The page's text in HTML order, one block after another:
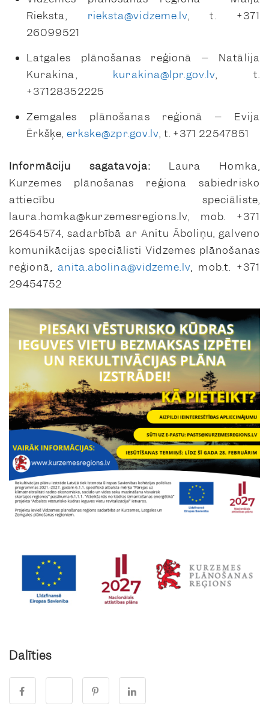
Rieksta, rieksta@vidzeme.lv, t. +371
26099521
Latgales plānošanas reģionā – Natālija
Kurakina, kurakina@lpr.gov.lv, t.
+37128352225
Zemgales plānošanas reģionā – Evija
Ērkšķe, erkske@zpr.gov.lv, t. +371 22547851
Informāciju sagatavoja: Laura Homka,
Kurzemes plānošanas reģiona sabiedrisko
attiecību speciāliste,
laura.homka@kurzemesregions.lv, mob. +371
26454574, sadarbībā ar Anitu Āboliņu, galveno
komunikācijas speciālisti Vidzemes plānošanas
reģionā, anita.abolina@vidzeme.lv, mob.t. +371
29454752
Dalīties